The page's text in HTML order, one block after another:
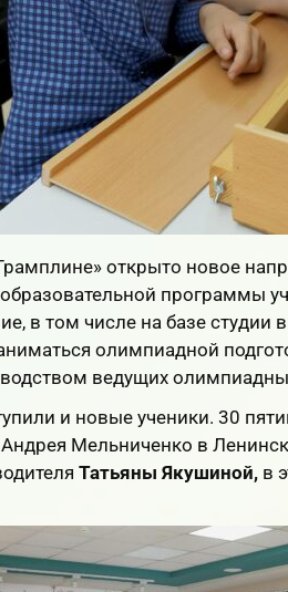
открыто новое
программы
в том числе на базе студии
олимпиадной
ведущих
и новые ученики. 30
Андрея Мельниченко в
Татьяны Якушиной, в